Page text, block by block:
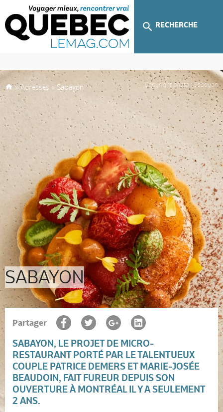
RECHERCHE
»Adresses » Sabayon
SABAYON
Copyright photo : Sabayon
Partager
SABAYON, LE PROJET DE MICRO-
RESTAURANT PORTÉ PAR LE TALENTUEUX
COUPLE PATRICE DEMERS ET MARIE-JOSÉE
BEAUDOIN, FAIT FUREUR DEPUIS SON
OUVERTURE À MONTRÉAL IL Y A SEULEMENT
2 ANS.